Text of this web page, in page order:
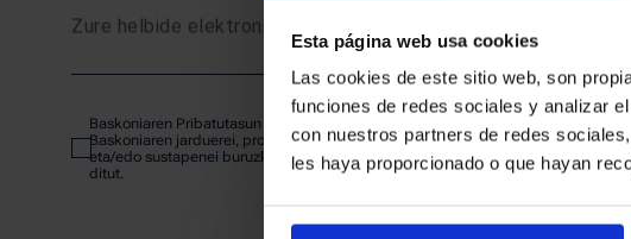
Esta página web usa cookies
Las cookies de este sitio web, son
funciones de redes sociales y analizar
con nuestros partners de redes
les haya proporcionado o que hayan
Zure helbide elektronikoa
Baskoniaren Pribatutasun politika irakurri eta onartzen dut eta
Baskoniaren jarduerei, produktuei, zerbitzuei, lehiaketei, eskaintzei
eta/edo sustapenei buruzko komunikazio elektronikoak jaso nahi
ditut.